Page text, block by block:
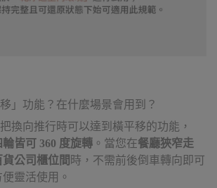
」功能？在什麼場景會用到？
換向推行時可以達到橫平移的功能，
輪皆可 360 度旋轉 。當您在餐廳狹窄走
公司櫃位間 時，不需前後倒車轉向即可
靈活使用。